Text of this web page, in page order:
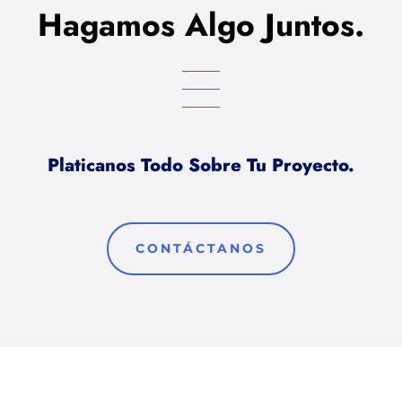
Hagamos Algo Juntos.
Platicanos Todo Sobre Tu Proyecto.
CONTÁCTANOS